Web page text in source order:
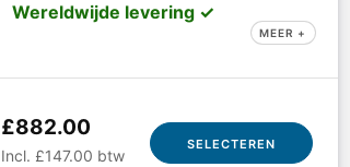
Wereldwijde levering ✓
MEER +
£882.00
Incl. £147.00 btw
SELECTEREN